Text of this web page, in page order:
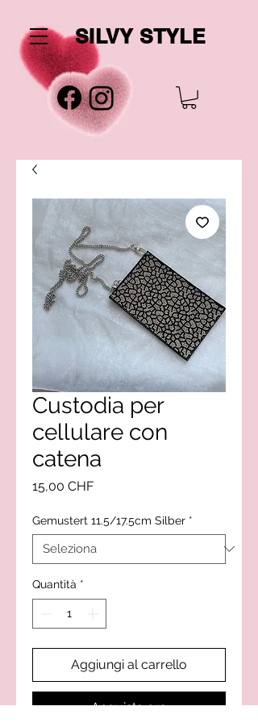
SILVY STYLE
Custodia per
cellulare con
catena
15,00 CHFPrezzo
Gemustert 11.5/17.5cm Silber *
Quantità *
Aggiungi al carrello
Acquista ora